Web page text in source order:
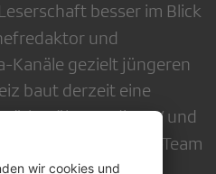
besser im Blick
und
Kanäle gezielt jüngeren
baut derzeit eine
über Radio, TV und
(Co-Leitungs-Team